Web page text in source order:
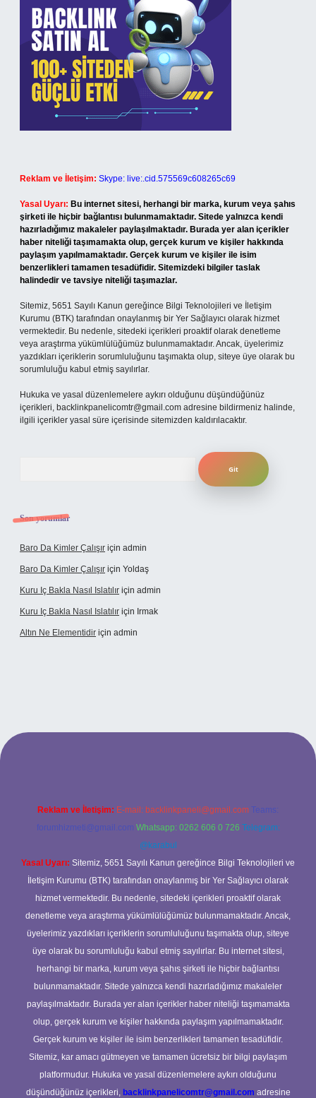
Reklam ve İletişim: Skype: live:.cid.575569c608265c69
Yasal Uyarı: Bu internet sitesi, herhangi bir marka, kurum veya şahıs
şirketi ile hiçbir bağlantısı bulunmamaktadır. Sitede yalnızca kendi
hazırladığımız makaleler paylaşılmaktadır. Burada yer alan içerikler
haber niteliği taşımamakta olup, gerçek kurum ve kişiler hakkında
paylaşım yapılmamaktadır. Gerçek kurum ve kişiler ile isim
benzerlikleri tamamen tesadüfidir. Sitemizdeki bilgiler taslak
halindedir ve tavsiye niteliği taşımazlar.
Sitemiz, 5651 Sayılı Kanun gereğince Bilgi Teknolojileri ve İletişim
Kurumu (BTK) tarafından onaylanmış bir Yer Sağlayıcı olarak hizmet
vermektedir. Bu nedenle, sitedeki içerikleri proaktif olarak denetleme
veya araştırma yükümlülüğümüz bulunmamaktadır. Ancak, üyelerimiz
yazdıkları içeriklerin sorumluluğunu taşımakta olup, siteye üye olarak bu
sorumluluğu kabul etmiş sayılırlar.
Hukuka ve yasal düzenlemelere aykırı olduğunu düşündüğünüz
içerikleri, backlinkpanelicomtr@gmail.com adresine bildirmeniz halinde,
ilgili içerikler yasal süre içerisinde sitemizden kaldırılacaktır.
Son yorumlar
Baro Da Kimler Çalışır için admin
Baro Da Kimler Çalışır için Yoldaş
Kuru Iç Bakla Nasıl Islatılır için admin
Kuru Iç Bakla Nasıl Islatılır için Irmak
Altın Ne Elementidir için admin
güncel giriş
Reklam ve İletişim: E-mail: backlinkpaneli@gmail.com Teams:
forumhizmeti@gmail.com Whatsapp: 0262 606 0 726 Telegram:
@karabul
Yasal Uyarı: Sitemiz, 5651 Sayılı Kanun gereğince Bilgi Teknolojileri ve
İletişim Kurumu (BTK) tarafından onaylanmış bir Yer Sağlayıcı olarak
hizmet vermektedir. Bu nedenle, sitedeki içerikleri proaktif olarak
denetleme veya araştırma yükümlülüğümüz bulunmamaktadır. Ancak,
üyelerimiz yazdıkları içeriklerin sorumluluğunu taşımakta olup, siteye
üye olarak bu sorumluluğu kabul etmiş sayılırlar. Bu internet sitesi,
herhangi bir marka, kurum veya şahıs şirketi ile hiçbir bağlantısı
bulunmamaktadır. Sitede yalnızca kendi hazırladığımız makaleler
paylaşılmaktadır. Burada yer alan içerikler haber niteliği taşımamakta
olup, gerçek kurum ve kişiler hakkında paylaşım yapılmamaktadır.
Gerçek kurum ve kişiler ile isim benzerlikleri tamamen tesadüfidir.
Sitemiz, kar amacı gütmeyen ve tamamen ücretsiz bir bilgi paylaşım
platformudur. Hukuka ve yasal düzenlemelere aykırı olduğunu
düşündüğünüz içerikleri, backlinkpanelicomtr@gmail.com adresine